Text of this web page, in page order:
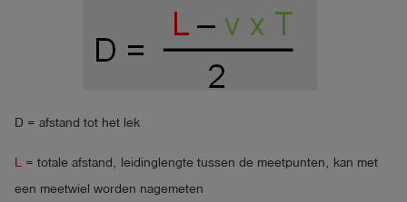
D = afstand tot het lek
= totale afstand, leidinglengte tussen de meetpunten, kan met
een meetwiel worden nagemeten